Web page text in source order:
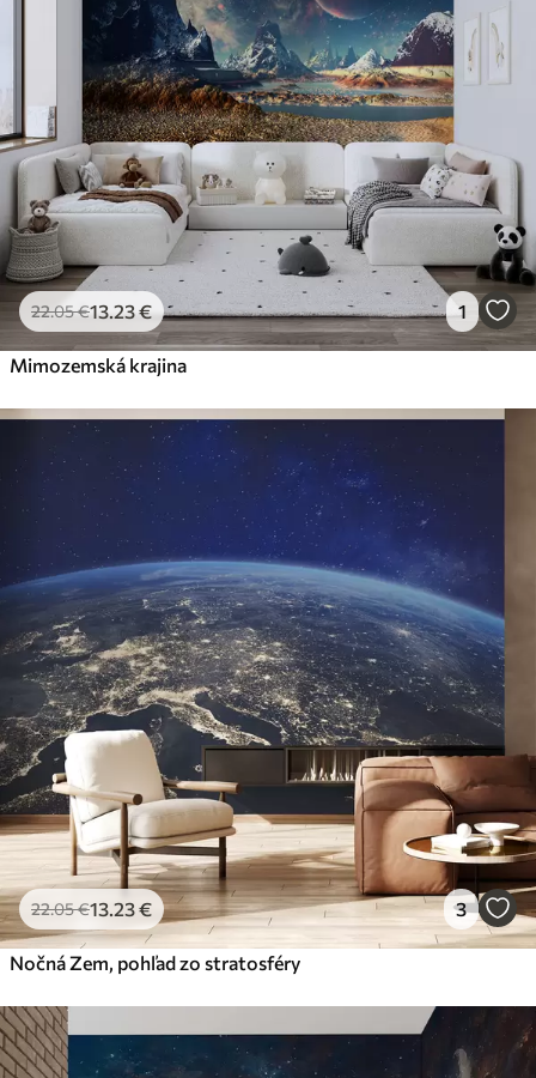
22.05€13.23€ 1
Mimozemská krajina
22.05€13 .23€ 3
Nočná Zem, pohľad zo stratosféry